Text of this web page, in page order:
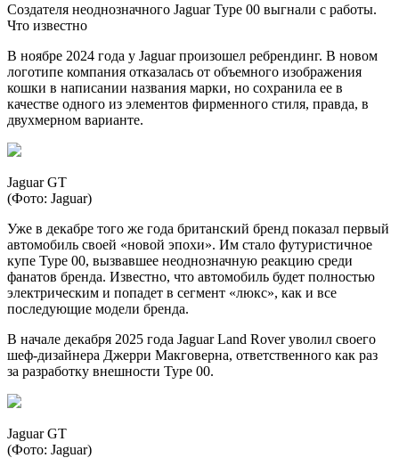
Создателя неоднозначного Jaguar Type 00 выгнали с работы.
Что известно
В ноябре 2024 года у Jaguar произошел ребрендинг. В новом
логотипе компания отказалась от объемного изображения
кошки в написании названия марки, но сохранила ее в
качестве одного из элементов фирменного стиля, правда, в
двухмерном варианте.
Jaguar GT
(Фото: Jaguar)
Уже в декабре того же года британский бренд показал первый
автомобиль своей «новой эпохи». Им стало футуристичное
купе Type 00, вызвавшее неоднозначную реакцию среди
фанатов бренда. Известно, что автомобиль будет полностью
электрическим и попадет в сегмент «люкс», как и все
последующие модели бренда.
В начале декабря 2025 года Jaguar Land Rover уволил своего
шеф-дизайнера Джерри Макговерна, ответственного как раз
за разработку внешности Type 00.
Jaguar GT
(Фото: Jaguar)